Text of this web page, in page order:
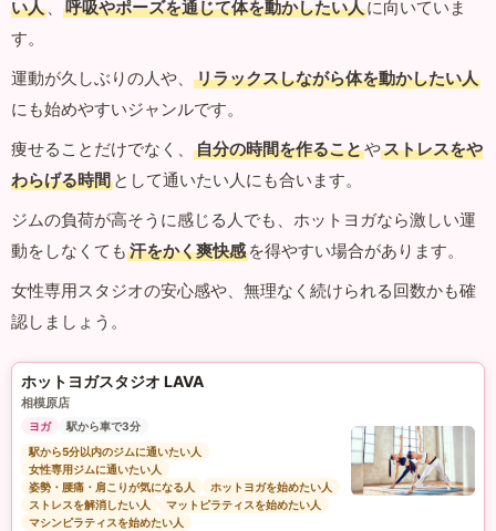
い人 、 呼吸やポーズを通じて体を動かしたい人に向いていま
す。
運動が久しぶりの人や、
リラックスしながら体を動かしたい人
にも始めやすいジャンルです。
痩せることだけでなく、
自分の時間を作ることやストレスをや
わらげる時間 として通いたい人にも合います。
ジムの負荷が高そうに感じる人でも、ホットヨガなら激しい運
動をしなくても 汗をかく爽快感 を得やすい場合があります。
女性専用スタジオの安心感や、無理なく続けられる回数かも確
認しましょう。
ホットヨガスタジオ LAVA
相模原店
ヨガ
駅から車で3分
駅から5分以内のジムに通いたい人
女性専用ジムに通いたい人
姿勢・腰痛・肩こりが気になる人
ホットヨガを始めたい人
ストレスを解消したい人
マットピラティスを始めたい人
マシンピラティスを始めたい人